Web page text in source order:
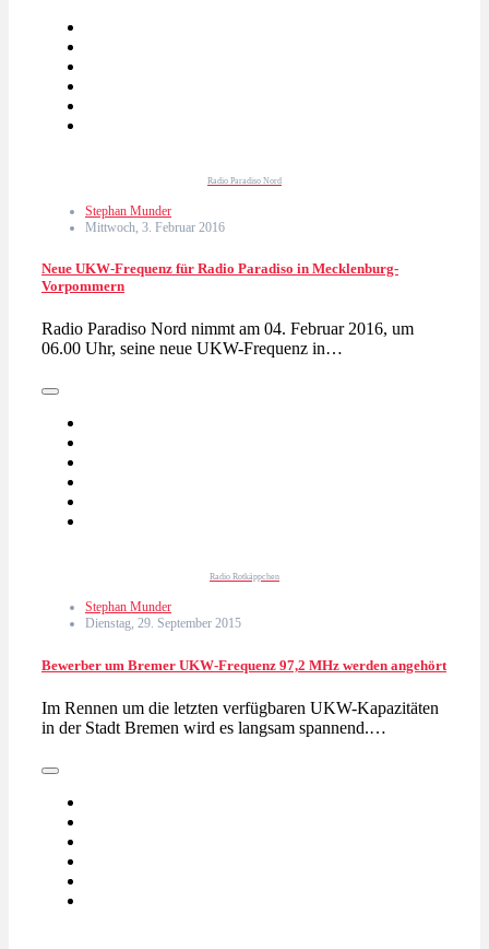
Radio Paradiso Nord
Stephan Munder
Mittwoch, 3. Februar 2016
Neue UKW-Frequenz für Radio Paradiso in Mecklenburg-
Vorpommern
Radio Paradiso Nord nimmt am 04. Februar 2016, um
06.00 Uhr, seine neue UKW-Frequenz in…
Radio Rotkäppchen
Stephan Munder
Dienstag, 29. September 2015
Bewerber um Bremer UKW-Frequenz 97,2 MHz werden angehört
Im Rennen um die letzten verfügbaren UKW-Kapazitäten
in der Stadt Bremen wird es langsam spannend.…